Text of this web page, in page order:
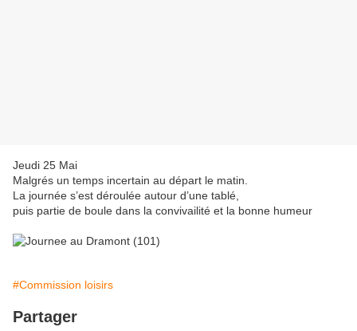
Jeudi 25 Mai
Malgrés un temps incertain au départ le matin.
La journée s’est déroulée autour d’une tablé,
puis partie de boule dans la convivailité et la bonne humeur
#Commission loisirs
Partager